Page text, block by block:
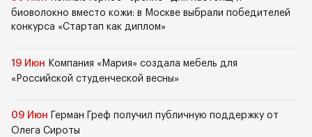
биоволокно вместо кожи: в Москве выбрали победителей
конкурса «Стартап как диплом»
19 Июн Компания «Мария» создала мебель для
«Российской студенческой весны»
09 Июн
Герман Греф получил публичную поддержку от
Олега Сироты